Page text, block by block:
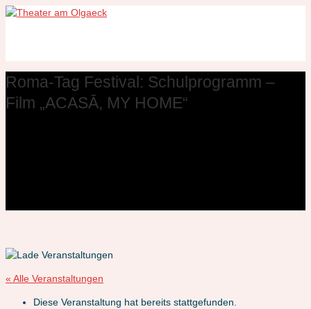
Roma-Tag Festival: Schulprogramm –
Film „ACASĀ, MY HOME“
« Alle Veranstaltungen
Diese Veranstaltung hat bereits stattgefunden.